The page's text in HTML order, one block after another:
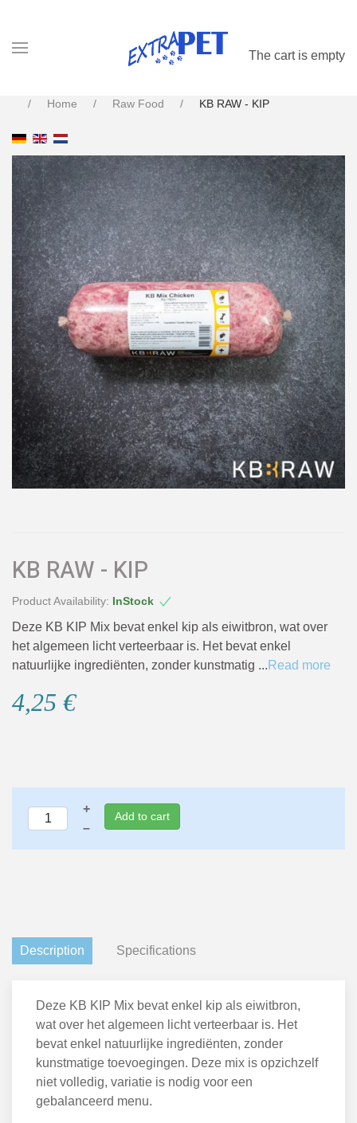
The cart is empty
Home Raw Food KB RAW - KIP
KB RAW - KIP
Product Availability: InStock
Deze KB KIP Mix bevat enkel kip als eiwitbron, wat over
het algemeen licht verteerbaar is. Het bevat enkel
natuurlijke ingrediënten, zonder kunstmatig ... Read more
4,25 €
+
–
Add to cart
Description Specifications
Deze KB KIP Mix bevat enkel kip als eiwitbron,
wat over het algemeen licht verteerbaar is. Het
bevat enkel natuurlijke ingrediënten, zonder
kunstmatige toevoegingen. Deze mix is opzichzelf
niet volledig, variatie is nodig voor een
gebalanceerd menu.